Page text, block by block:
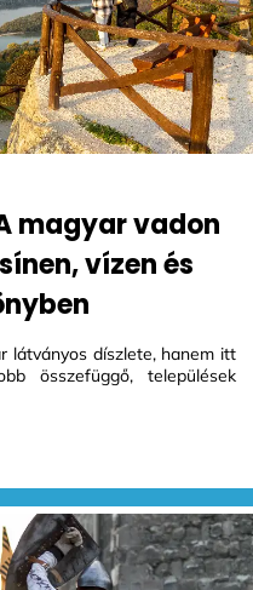
magyar vadon
vízen és
látványos díszlete, hanem itt
összefüggő, települések